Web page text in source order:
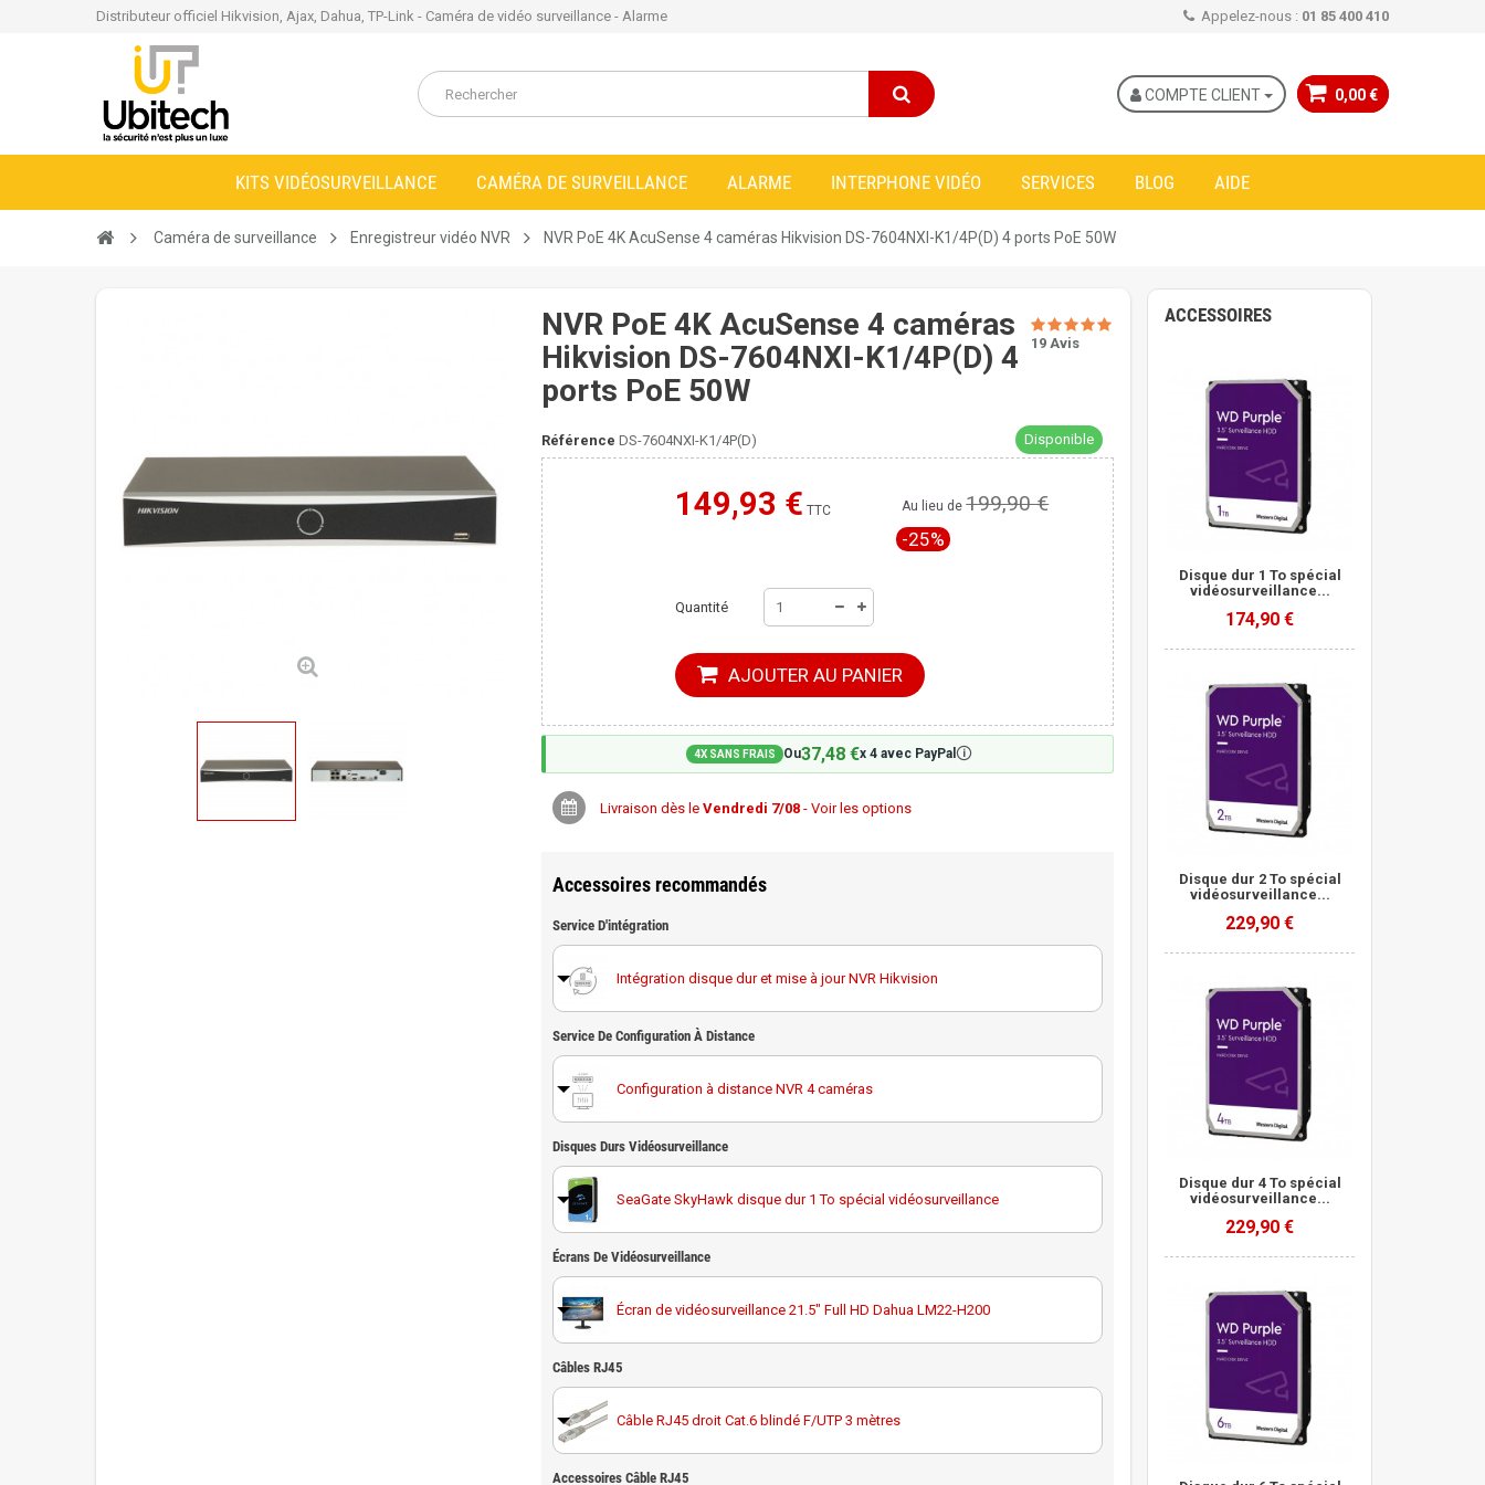
Distributeur officiel Hikvision, Ajax, Dahua, TP-Link - Caméra de vidéo surveillance - Alarme Appelez-nous : 01 85 400 410
0,00 €
COMPTE CLIENT
KITS VIDÉOSURVEILLANCE CAMÉRA DE SURVEILLANCE ALARME INTERPHONE VIDÉO SERVICES BLOG AIDE
Caméra de surveillance Enregistreur vidéo NVR NVR PoE 4K AcuSense 4 caméras Hikvision DS-7604NXI-K1/4P(D) 4 ports PoE 50W
NVR PoE 4K AcuSense 4 caméras
Hikvision DS-7604NXI-K1/4P(D) 4
ports PoE 50W
Référence DS-7604NXI-K1/4P(D) Disponible
149,93 € TTC
Moins cher ailleurs ? Au lieu de199,90 €
-25%
Quantité
AJOUTER AU PANIER
4X SANS FRAIS Ou37,48 €x 4 avec PayPal🛈
Livraison dès le Vendredi 7/08- Voir les options
19 Avis
Accessoires recommandés
Service D'intégration
Intégration disque dur et mise à jour NVR Hikvision
Service De Configuration À Distance
Configuration à distance NVR 4 caméras
Disques Durs Vidéosurveillance
SeaGate SkyHawk disque dur 1 To spécial vidéosurveillance
Disque dur 1 To spécial vidéosurveillance Western Digital Purple
SeaGate SkyHawk disque dur 4 To spécial vidéosurveillance
Écrans De Vidéosurveillance
Écran de vidéosurveillance 21.5" Full HD Dahua LM22-H200
Écran de vidéosurveillance 32" full HD Hikvision DS-D5032QE
Câbles RJ45
Câble RJ45 droit Cat.6 blindé F/UTP 3 mètres
Accessoires Câble RJ45
ACCESSOIRES
Disque dur 1 To spécial
vidéosurveillance...
174,90 €
Disque dur 2 To spécial
vidéosurveillance...
229,90 €
Disque dur 4 To spécial
vidéosurveillance...
229,90 €